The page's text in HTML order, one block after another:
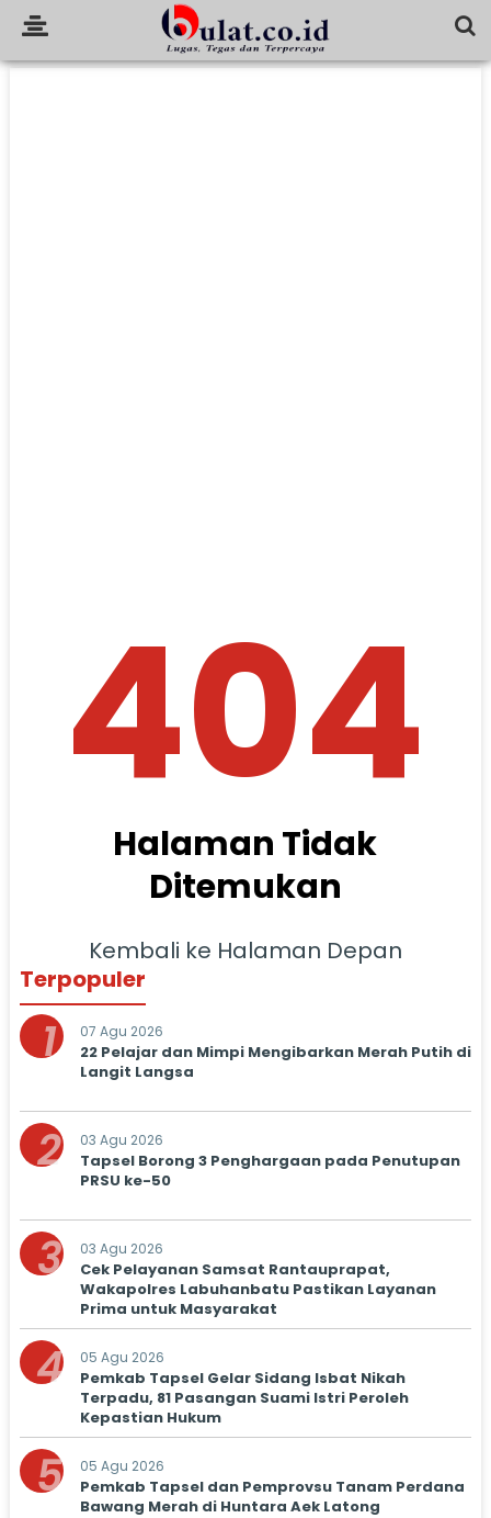
404
Halaman Tidak
Ditemukan
Kembali ke Halaman Depan
Terpopuler
1 07 Agu 2026
22 Pelajar dan Mimpi Mengibarkan Merah Putih di
Langit Langsa
2 03 Agu 2026
Tapsel Borong 3 Penghargaan pada Penutupan
PRSU ke-50
3 03 Agu 2026
Cek Pelayanan Samsat Rantauprapat,
Wakapolres Labuhanbatu Pastikan Layanan
Prima untuk Masyarakat
4 05 Agu 2026
Pemkab Tapsel Gelar Sidang Isbat Nikah
Terpadu, 81 Pasangan Suami Istri Peroleh
Kepastian Hukum
5 05 Agu 2026
Pemkab Tapsel dan Pemprovsu Tanam Perdana
Bawang Merah di Huntara Aek Latong